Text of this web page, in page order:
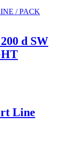
d SW
Line